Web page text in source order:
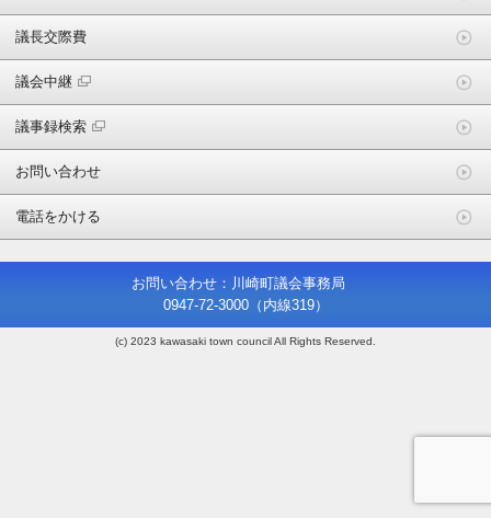
議長交際費
議会中継
議事録検索
お問い合わせ
電話をかける
お問い合わせ：川崎町議会事務局
0947-72-3000（内線319）
(c) 2023 kawasaki town council All Rights Reserved.